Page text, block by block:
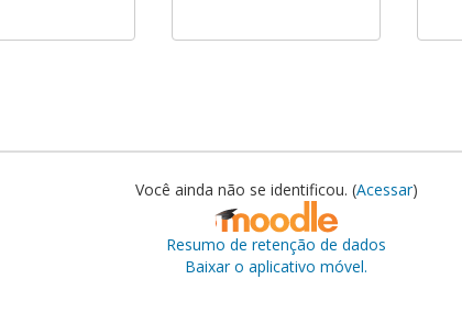
Você ainda não se identificou. (Acessar)
Resumo de retenção de dados
Baixar o aplicativo móvel.